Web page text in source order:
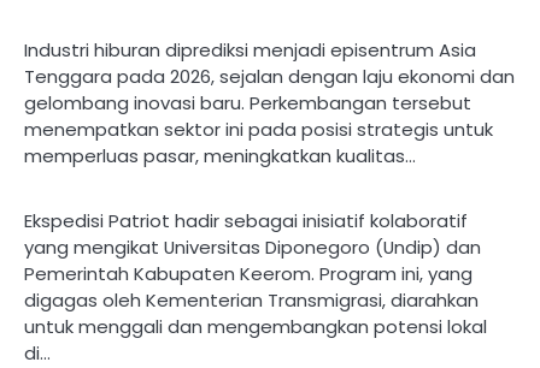
Industri hiburan diprediksi menjadi episentrum Asia
Tenggara pada 2026, sejalan dengan laju ekonomi dan
gelombang inovasi baru. Perkembangan tersebut
menempatkan sektor ini pada posisi strategis untuk
memperluas pasar, meningkatkan kualitas…
Ekspedisi Patriot hadir sebagai inisiatif kolaboratif
yang mengikat Universitas Diponegoro (Undip) dan
Pemerintah Kabupaten Keerom. Program ini, yang
digagas oleh Kementerian Transmigrasi, diarahkan
untuk menggali dan mengembangkan potensi lokal
di…